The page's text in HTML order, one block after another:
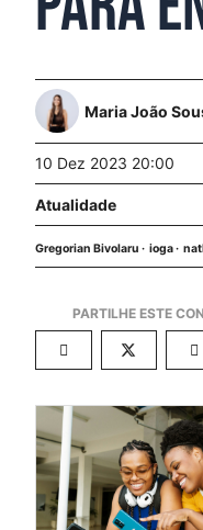
Maria João
10 Dez 2023 20:00
Atualidade
Gregorian Bivolaru ioga